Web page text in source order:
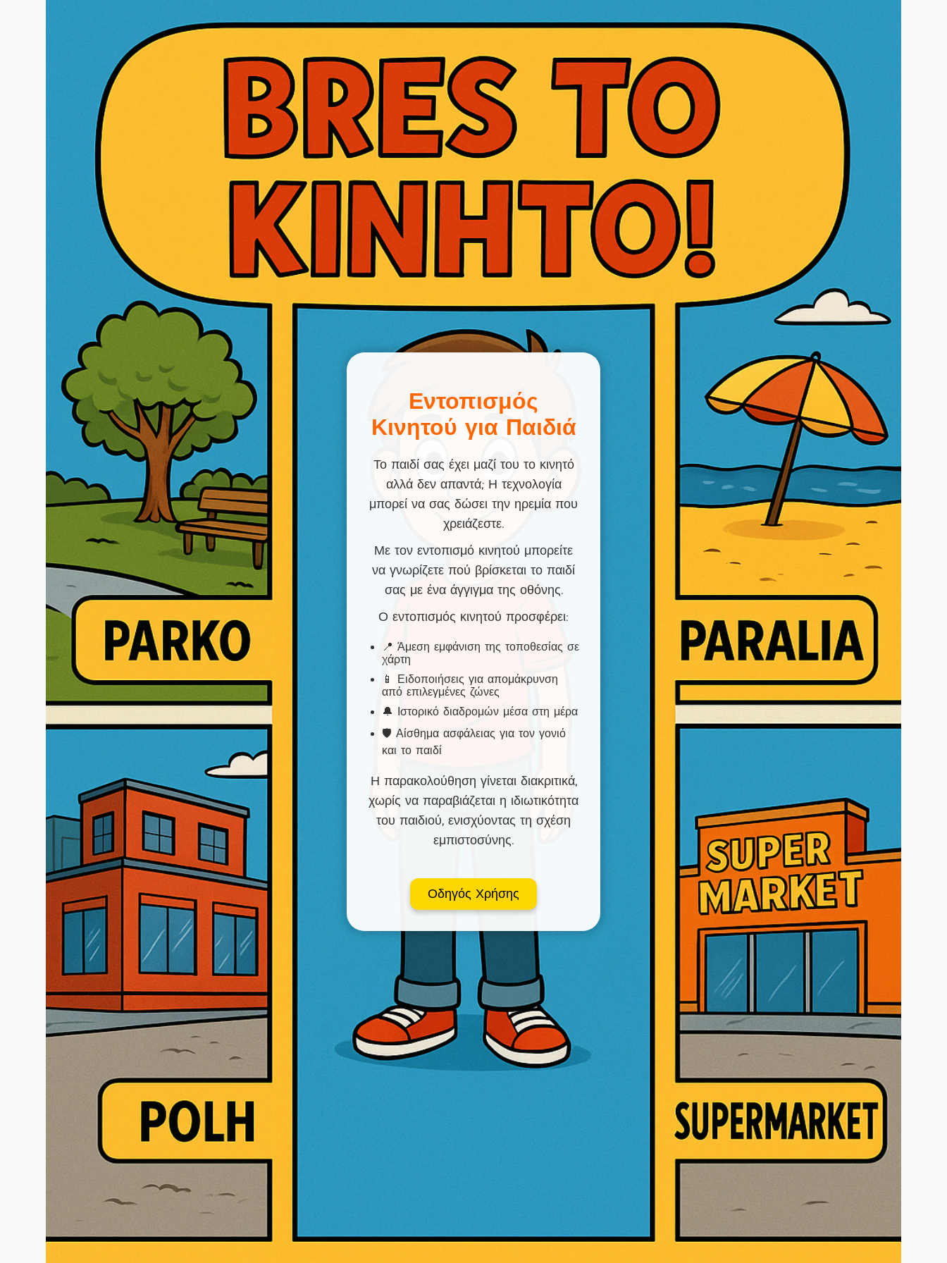
Εντοπισμός
Κινητού για Παιδιά
Το παιδί σας έχει μαζί του το κινητό
αλλά δεν απαντά; Η τεχνολογία
μπορεί να σας δώσει την ηρεμία που
χρειάζεστε.
Με τον εντοπισμό κινητού μπορείτε
να γνωρίζετε πού βρίσκεται το παιδί
σας με ένα άγγιγμα της οθόνης.
Ο εντοπισμός κινητού προσφέρει:
📍 Άμεση εμφάνιση της τοποθεσίας σε
χάρτη
📱 Ειδοποιήσεις για απομάκρυνση
από επιλεγμένες ζώνες
🔔 Ιστορικό διαδρομών μέσα στη μέρα
🛡️ Αίσθημα ασφάλειας για τον γονιό
και το παιδί
Η παρακολούθηση γίνεται διακριτικά,
χωρίς να παραβιάζεται η ιδιωτικότητα
του παιδιού, ενισχύοντας τη σχέση
εμπιστοσύνης.
Οδηγός Χρήσης